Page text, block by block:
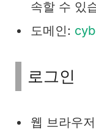
속할 수 있
도메인:
로그인
웹 브라우